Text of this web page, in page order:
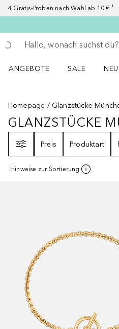
4 Gratis-Proben nach Wahl ab 10 €
Gehe zurück
Suche ausführen
ANGEBOTE
SALE
Homepage Glanzstücke
GLANZSTÜCKE
GLANZSTÜCKE
Preis
Produktart
Hinweise zur Sortierung